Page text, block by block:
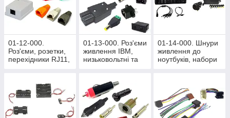
01-12-000.
Роз'єми, розетки,
перехідники RJ11,
01-13-000. Роз'єми
живлення IBM,
низьковольтні та
01-14-000. Шнури
живлення до
ноутбуків, набори